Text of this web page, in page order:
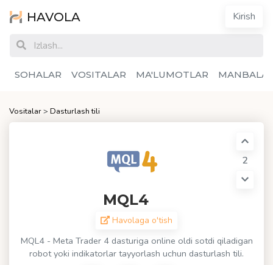
HAVOLA Kirish
SOHALAR VOSITALAR MA'LUMOTLAR
Vositalar> Dasturlash tili
MQL4
Havolaga o'tish
MQL4 - Meta Trader 4 dasturiga online oldi sotdi qiladigan
robot yoki indikatorlar tayyorlash uchun dasturlash tili.
2